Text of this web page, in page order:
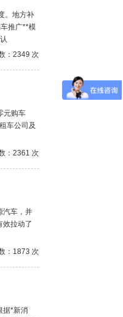
。地方补
推广**模
：2349 次
元购车
车公司及
：2361 次
汽车，并
效拉动了
：1873 次
据*新消